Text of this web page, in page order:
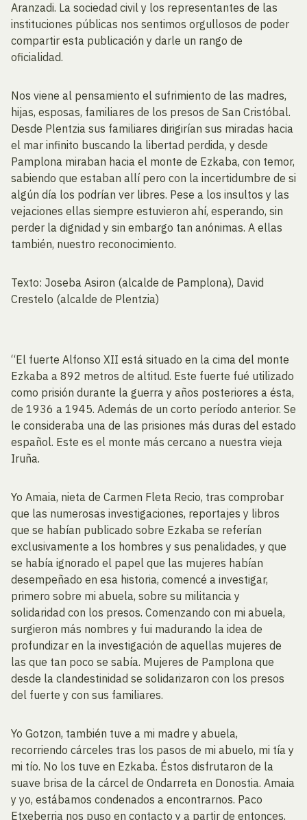
Aranzadi. La sociedad civil y los representantes de las
instituciones públicas nos sentimos orgullosos de poder
compartir esta publicación y darle un rango de
oficialidad.
Nos viene al pensamiento el sufrimiento de las madres,
hijas, esposas, familiares de los presos de San Cristóbal.
Desde Plentzia sus familiares dirigirían sus miradas hacia
el mar infinito buscando la libertad perdida, y desde
Pamplona miraban hacia el monte de Ezkaba, con temor,
sabiendo que estaban allí pero con la incertidumbre de si
algún día los podrían ver libres. Pese a los insultos y las
vejaciones ellas siempre estuvieron ahí, esperando, sin
perder la dignidad y sin embargo tan anónimas. A ellas
también, nuestro reconocimiento.
Texto: Joseba Asiron (alcalde de Pamplona), David
Crestelo (alcalde de Plentzia)
“El fuerte Alfonso XII está situado en la cima del monte
Ezkaba a 892 metros de altitud. Este fuerte fué utilizado
como prisión durante la guerra y años posteriores a ésta,
de 1936 a 1945. Además de un corto período anterior. Se
le consideraba una de las prisiones más duras del estado
español. Este es el monte más cercano a nuestra vieja
Iruña.
Yo Amaia, nieta de Carmen Fleta Recio, tras comprobar
que las numerosas investigaciones, reportajes y libros
que se habían publicado sobre Ezkaba se referían
exclusivamente a los hombres y sus penalidades, y que
se había ignorado el papel que las mujeres habían
desempeñado en esa historia, comencé a investigar,
primero sobre mi abuela, sobre su militancia y
solidaridad con los presos. Comenzando con mi abuela,
surgieron más nombres y fui madurando la idea de
profundizar en la investigación de aquellas mujeres de
las que tan poco se sabía. Mujeres de Pamplona que
desde la clandestinidad se solidarizaron con los presos
del fuerte y con sus familiares.
Yo Gotzon, también tuve a mi madre y abuela,
recorriendo cárceles tras los pasos de mi abuelo, mi tía y
mi tío. No los tuve en Ezkaba. Éstos disfrutaron de la
suave brisa de la cárcel de Ondarreta en Donostia. Amaia
y yo, estábamos condenados a encontrarnos. Paco
Etxeberria nos puso en contacto y a partir de entonces,